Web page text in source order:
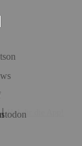
Hol dir die App!